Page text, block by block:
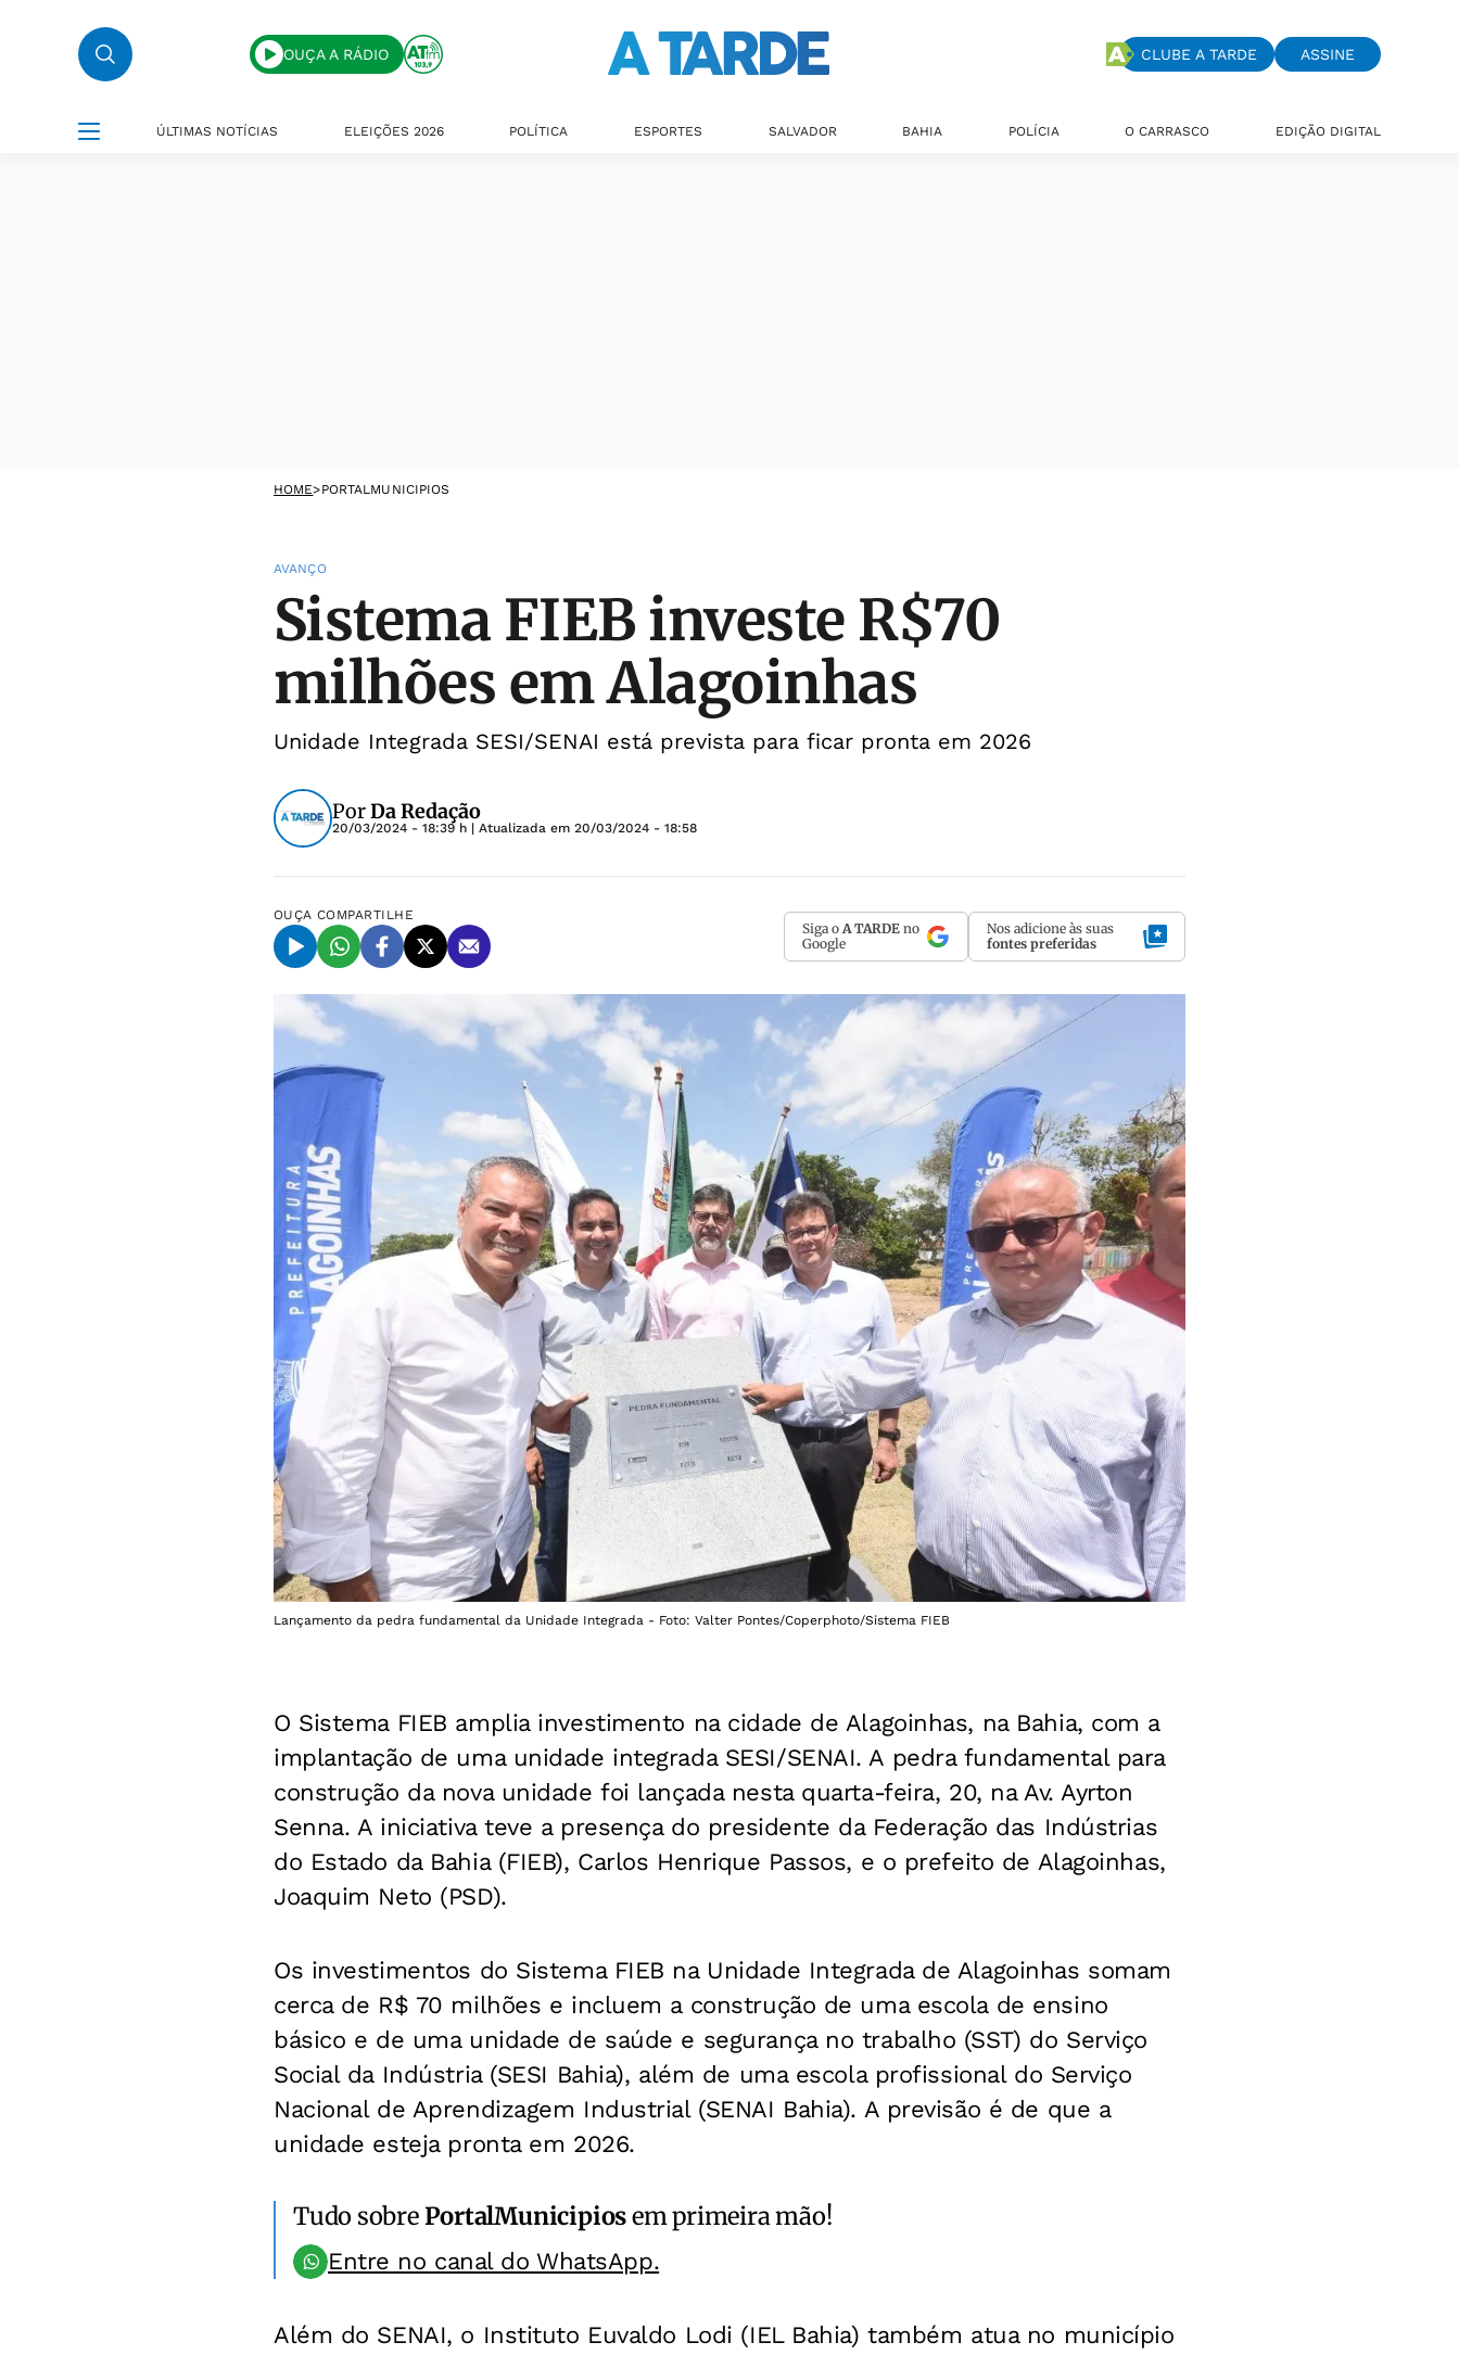
OUÇA A RÁDIO CLUBE A TARDE ASSINE
ÚLTIMAS NOTÍCIAS ELEIÇÕES 2026 POLÍTICA ESPORTES SALVADOR BAHIA POLÍCIA O CARRASCO EDIÇÃO DIGITAL
HOME>PORTALMUNICIPIOS
AVANÇO
Sistema FIEB investe R$70
milhões em Alagoinhas
Unidade Integrada SESI/SENAI está prevista para ficar pronta em 2026
PorDa Redação
20/03/2024 - 18:39 h | Atualizada em 20/03/2024 - 18:58
OUÇA COMPARTILHE
Siga o A TARDE no
Google
Nos adicione às suas
fontes preferidas
Lançamento da pedra fundamental da Unidade Integrada - Foto: Valter Pontes/Coperphoto/Sistema FIEB
O Sistema FIEB amplia investimento na cidade de Alagoinhas, na Bahia, com a
implantação de uma unidade integrada SESI/SENAI. A pedra fundamental para
construção da nova unidade foi lançada nesta quarta-feira, 20, na Av. Ayrton
Senna. A iniciativa teve a presença do presidente da Federação das Indústrias
do Estado da Bahia (FIEB), Carlos Henrique Passos, e o prefeito de Alagoinhas,
Joaquim Neto (PSD).
Os investimentos do Sistema FIEB na Unidade Integrada de Alagoinhas somam
cerca de R$ 70 milhões e incluem a construção de uma escola de ensino
básico e de uma unidade de saúde e segurança no trabalho (SST) do Serviço
Social da Indústria (SESI Bahia), além de uma escola profissional do Serviço
Nacional de Aprendizagem Industrial (SENAI Bahia). A previsão é de que a
unidade esteja pronta em 2026.
Tudo sobrePortalMunicipiosem primeira mão!
Entre no canal do WhatsApp.
Além do SENAI, o Instituto Euvaldo Lodi (IEL Bahia) também atua no município